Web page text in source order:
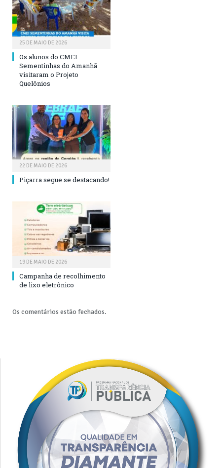
25 DE MAIO DE 2026
Os alunos do CMEI
Sementinhas do Amanhã
visitaram o Projeto
Quelônios
22 DE MAIO DE 2026
Piçarra segue se destacando!
19 DE MAIO DE 2026
Campanha de recolhimento
de lixo eletrônico
Os comentários estão fechados.